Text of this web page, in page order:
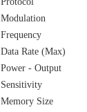
Modulation
Frequency
Data Rate (Max)
Power - Output
Sensitivity
Memory Size